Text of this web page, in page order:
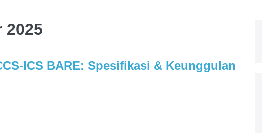
2025
ICS BARE: Spesifikasi & Keunggulan